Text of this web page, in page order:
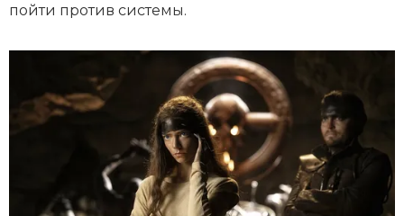
пойти против системы.